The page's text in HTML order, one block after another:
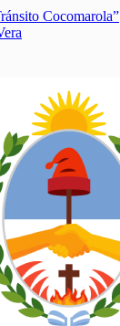
Cocomarola”